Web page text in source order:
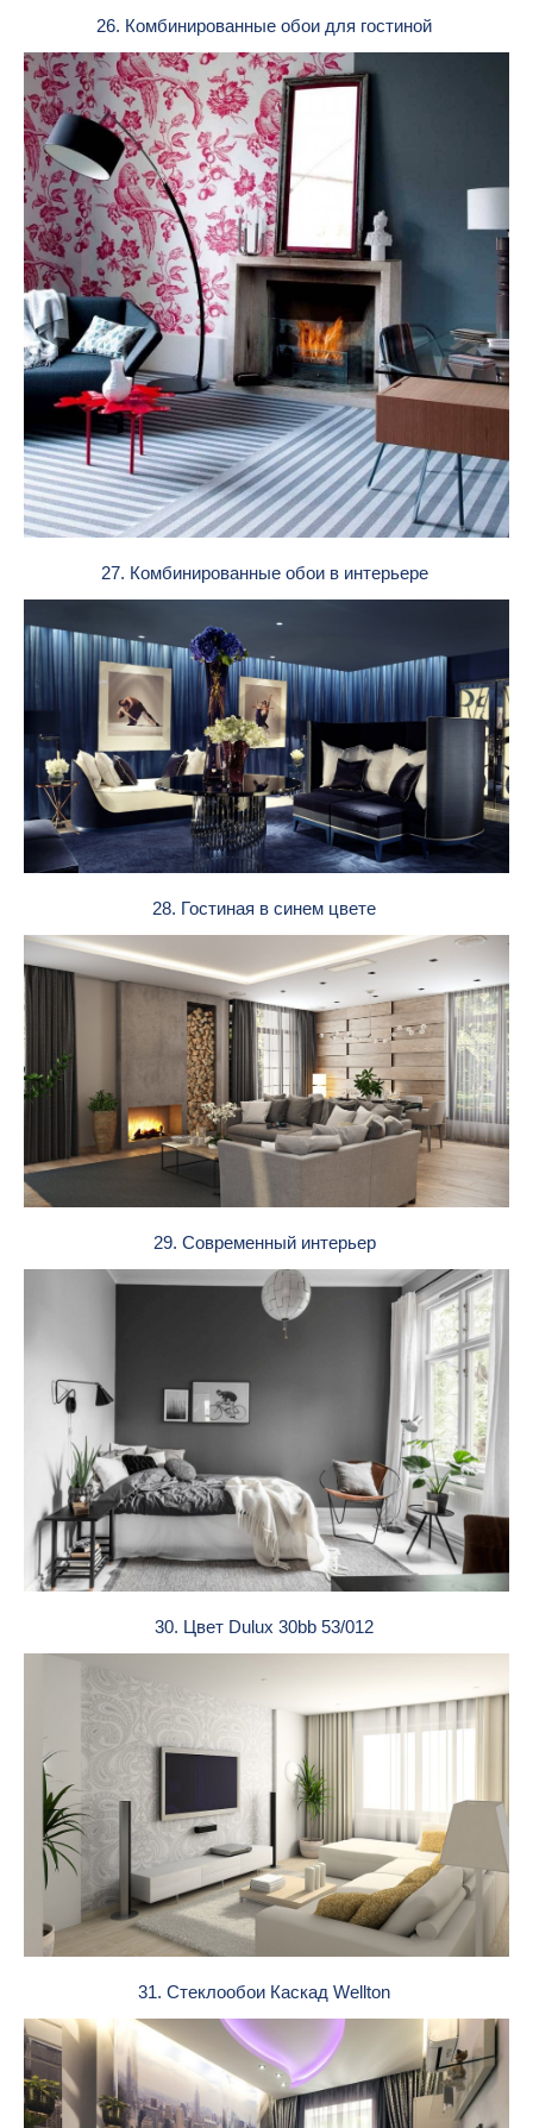
26. Комбинированные обои для гостиной
27. Комбинированные обои в интерьере
28. Гостиная в синем цвете
29. Современный интерьер
30. Цвет Dulux 30bb 53/012
31. Стеклообои Каскад Wellton